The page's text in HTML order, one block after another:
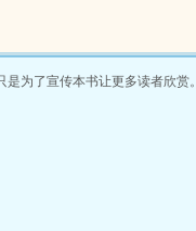
为了宣传本书让更多读者欣赏。